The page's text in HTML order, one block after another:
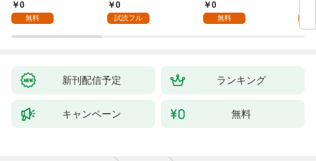
側～(1)
0
無料
0
試読フル
ブ～(1)
0
無料
新刊配信予定 ランキング
キャンペーン 無料